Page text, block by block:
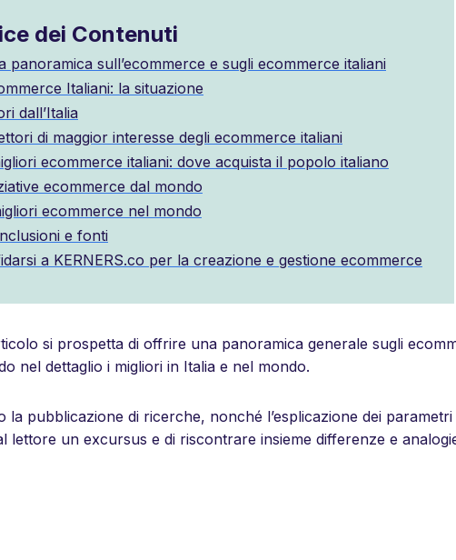
dei Contenuti
panoramica sull’ecommerce e sugli ecommerce italiani
Italiani: la situazione
dall’Italia
di maggior interesse degli ecommerce italiani
ecommerce italiani: dove acquista il popolo italiano
ecommerce dal mondo
ecommerce nel mondo
e fonti
a KERNERS.co per la creazione e gestione ecommerce
si prospetta di offrire una panoramica generale sugli
nel dettaglio i migliori in Italia e nel mondo.
la pubblicazione di ricerche, nonché l’esplicazione dei
lettore un excursus e di riscontrare insieme differenze e